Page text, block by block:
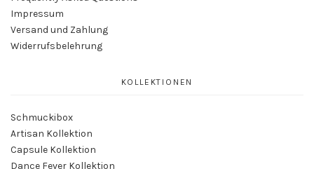
Impressum
Versand und Zahlung
Widerrufsbelehrung
KOLLEKTIONEN
Schmuckibox
Artisan Kollektion
Capsule Kollektion
Dance Fever Kollektion